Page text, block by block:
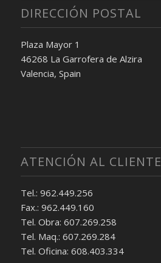
DIRECCIÓN POSTAL
Plaza Mayor 1
46268 La Garrofera de Alzira
Valencia, Spain
ATENCIÓN AL CLIENTE
Tel.: 962.449.256
Fax.: 962.449.160
Tel. Obra: 607.269.258
Tel. Maq.: 607.269.284
Tel. Oficina: 608.403.334